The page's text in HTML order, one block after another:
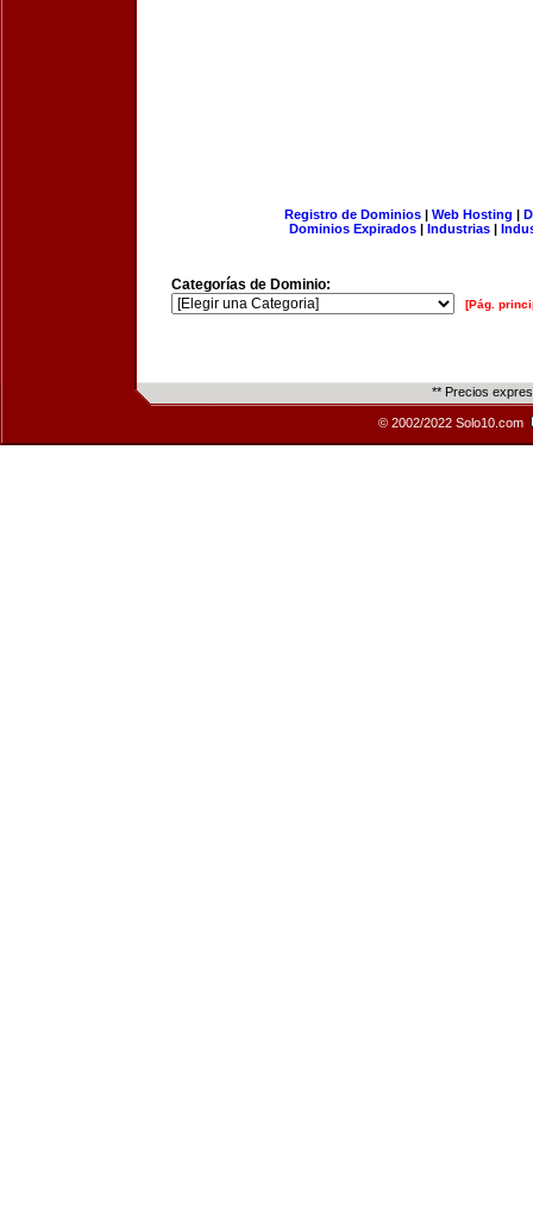
Registro de Dominios| Web Hosting |
Dominios Expirados | Industrias |
Categorías de Dominio:
[Pág.
** Precios
© 2002/2022 Solo10.com